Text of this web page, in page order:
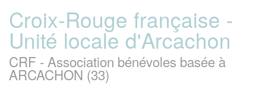
Croix-Rouge française -
Unité locale d'Arcachon
CRF - Association bénévoles basée à
ARCACHON (33)